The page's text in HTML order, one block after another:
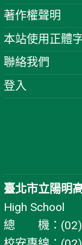
著作權聲明
本站使用正體
聯絡我們
登入
臺北市立陽明
High School
總 機：(02)